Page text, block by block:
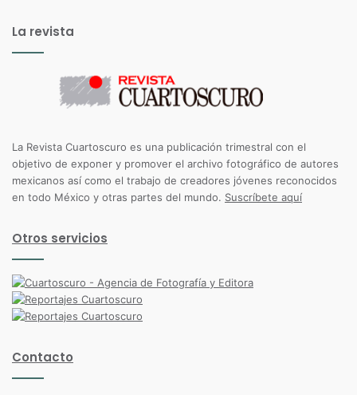
La revista
La Revista Cuartoscuro es una publicación trimestral con el
objetivo de exponer y promover el archivo fotográfico de autores
mexicanos así como el trabajo de creadores jóvenes reconocidos
en todo México y otras partes del mundo. Suscríbete aquí
Otros servicios
Contacto